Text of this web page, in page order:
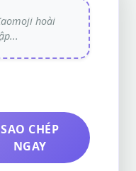
SAO CHÉP
NGAY